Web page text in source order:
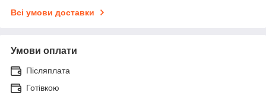
Всі умови доставки
Умови оплати
Післяплата
Готівкою